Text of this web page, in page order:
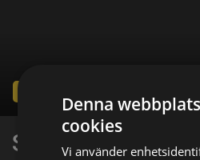
Sommar med
Denna
cookies
Vi använder